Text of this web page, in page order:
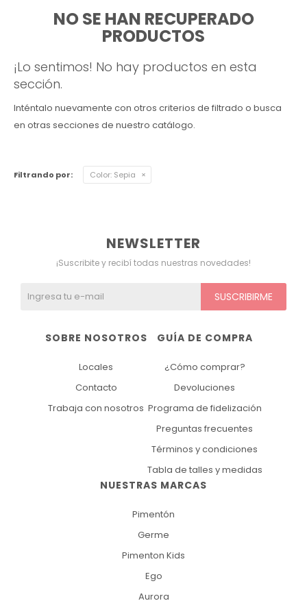
NO SE HAN RECUPERADO
PRODUCTOS
¡Lo sentimos! No hay productos en esta
sección.
Inténtalo nuevamente con otros criterios de filtrado o busca
en otras secciones de nuestro catálogo.
Filtrando por: Color: Sepia
NUESTRAS MARCAS
Pimentón
Germe
Pimenton Kids
Ego
Aurora
GUÍA DE COMPRA
¿Cómo comprar?
Devoluciones
Programa de fidelización
Preguntas frecuentes
Términos y condiciones
Tabla de talles y medidas
SOBRE NOSOTROS
Locales
Contacto
Trabaja con nosotros
NEWSLETTER
¡Suscribite y recibí todas nuestras novedades!
SUSCRIBIRME
Ver todo
Maternal
Culotteless
Boxer
Multiforma
Sin Bretel
Remeras
Camisas
Polleras
Tops Deportivos
Belleza
Bolsos y Carteras
Paraguas
Lentes de Sol
Violeta
Verde
Rojo
Gris